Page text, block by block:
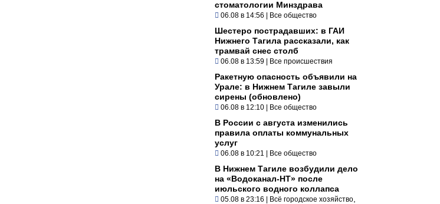
стоматологии Минздрава
06.08 в 14:56 | Все общество
Шестеро пострадавших: в ГАИ
Нижнего Тагила рассказали, как
трамвай снес столб
06.08 в 13:59 | Все происшествия
Ракетную опасность объявили на
Урале: в Нижнем Тагиле завыли
сирены (обновлено)
06.08 в 12:10 | Все общество
В России с августа изменились
правила оплаты коммунальных
услуг
06.08 в 10:21 | Все общество
В Нижнем Тагиле возбудили дело
на «Водоканал-НТ» после
июльского водного коллапса
05.08 в 23:16 | Всё городское хозяйство